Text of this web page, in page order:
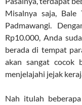
Misalnya saja, Bale
Padmawangi.
Rp10.000, Anda
berada di tempat
akan sangat cocok
menjelajahi jejak
Nah itulah